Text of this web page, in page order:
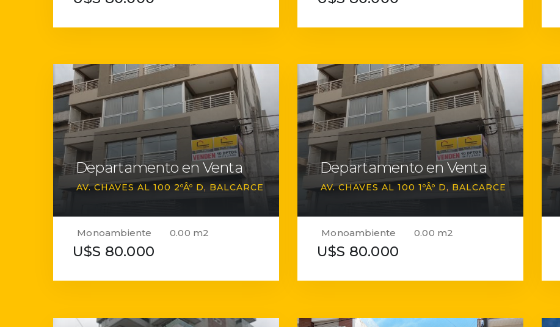
Departamento en Venta
AV. CHAVES AL 100 2ºÂº D BALCARCE
Monoambiente 0.00 m2
U$S 80.000
Departamento en Venta
AV. CHAVES AL 100 1ºÂº D BALCARCE
Monoambiente 0.00 m2
U$S 80.000